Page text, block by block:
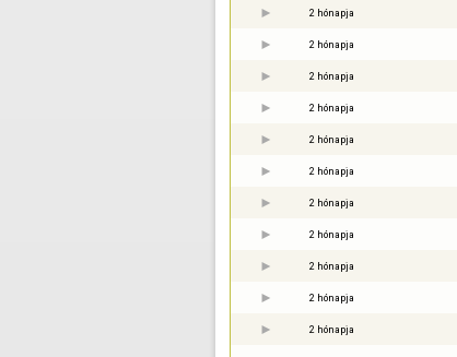
2 hónapja
2 hónapja
2 hónapja
2 hónapja
2 hónapja
2 hónapja
2 hónapja
2 hónapja
2 hónapja
2 hónapja
2 hónapja